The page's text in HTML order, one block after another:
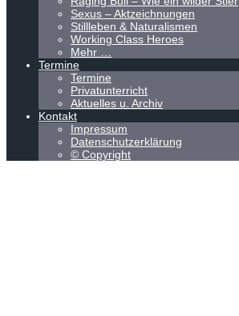
Sexus – Aktzeichnungen
Stillleben & Naturalismen
Working Class Heroes
Mehr …
Termine
Termine
Privatunterricht
Aktuelles u. Archiv
Kontakt
Impressum
Datenschutzerklärung
© Copyright